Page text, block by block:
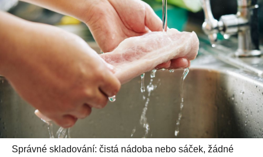
Správné skladování: čistá nádoba nebo sáček, žádné